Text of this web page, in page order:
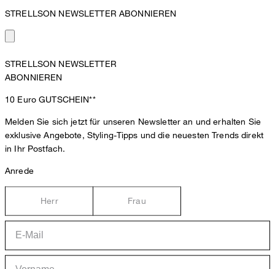
STRELLSON NEWSLETTER ABONNIEREN
STRELLSON NEWSLETTER
ABONNIEREN
10 EuroGUTSCHEIN**
Melden Sie sich jetzt für unseren Newsletter an und erhalten Sie
exklusive Angebote, Styling-Tipps und die neuesten Trends direkt
in Ihr Postfach.
Anrede
Herr Frau